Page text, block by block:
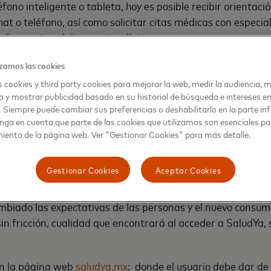
inteligente o tableta, hoy es posible recibir
o teléfono, así como solicitar citas médicas con
farmacias y laboratorios clínicos a menor costo, entre
de Mastercard, de ser una fuerza para el bien y
que no tienen precio, SaludYa está disponible en
en México, sin distinción del banco emisor o categoría
ofrece dos planes de cobertura al usuario. El plan
o bien el plan Plus, que cuenta con la opción de
al titular y que tiene un costo de $100 MXN
las expectativas de las personas y el nuevo
fricción, cualidad que encontrará al acceder a SaludYa,
la página web saludya.mx: donde el usuario debe dar
las cookies
cookies y third party cookies para mejorar la web, medir la audiencia,
y mostrar publicidad basado en su historial de búsqueda e intereses
Siempre puede cambiar sus preferencias o deshabilitarlo en la parte
en cuenta que parte de las cookies que utilizamos son esenciales
de la página web. Ver "Gestionar Cookies" para más detalle.
Aceptar Cookies
Gestionar Cookies